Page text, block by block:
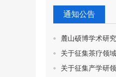
通知公告
麓山硕博学术研
关于征集茶疗领
关于征集产学研